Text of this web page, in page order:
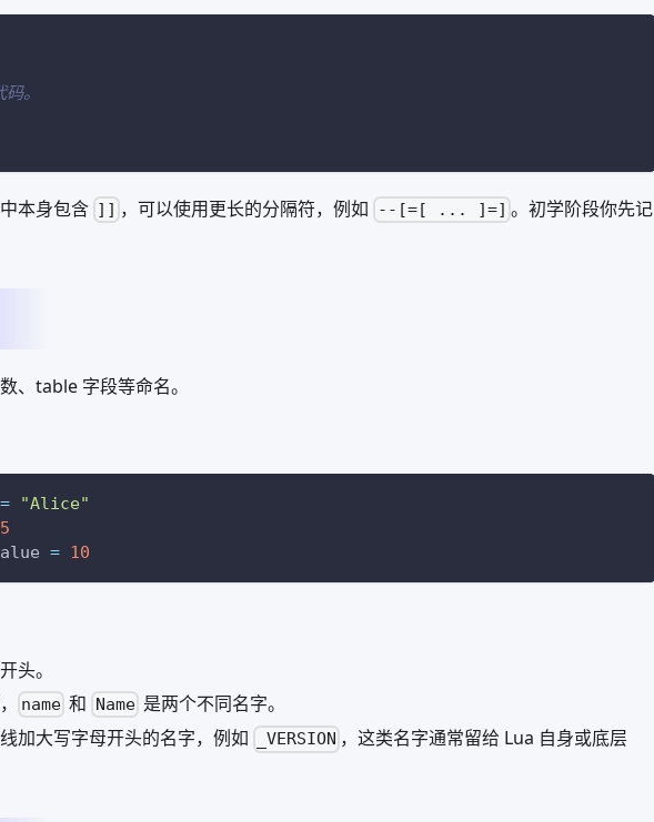
。
本身包含 ]] ，可以使用更长的分隔符，例如 --[=[ ... ]=] 。初学阶段你先记
、table 字段等命名。
=
"Alice"
= 10
头。
name 和 Name 是两个不同名字。
加大写字母开头的名字，例如
_VERSION ，这类名字通常留给 Lua 自身或底层